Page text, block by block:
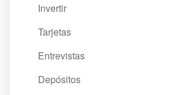
Invertir
Tarjetas
Entrevistas
Depósitos